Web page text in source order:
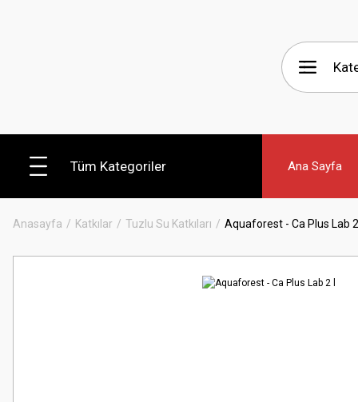
Tüm Kategoriler Ana Sayfa
Anasayfa Katkılar Tuzlu Su Katkıları Aquaforest - Ca Plus Lab 2 l